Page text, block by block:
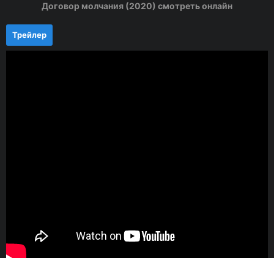
Договор молчания (2020) смотреть онлайн
Трейлер